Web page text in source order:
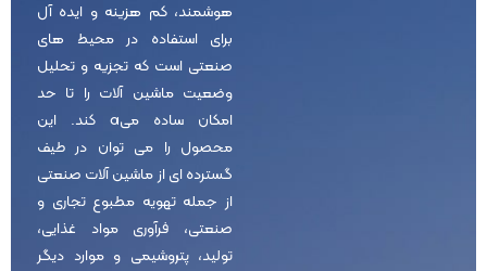
هوشمند، کم هزینه و ایده آل
برای استفاده در محیط های
صنعتی است که تجزیه و تحلیل
وضعیت ماشین آلات را تا حد
امکان ساده میa کند. این
محصول را می توان در طیف
گسترده ای از ماشین آلات صنعتی
از جمله تهویه مطبوع تجاری و
صنعتی، فرآوری مواد غذایی،
تولید، پتروشیمی و موارد دیگر